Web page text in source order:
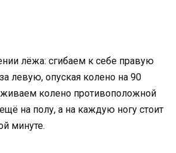
лёжа: сгибаем к себе правую
левую, опуская колено на 90
колено противоположной
на полу, а на каждую ногу стоит
минуте.